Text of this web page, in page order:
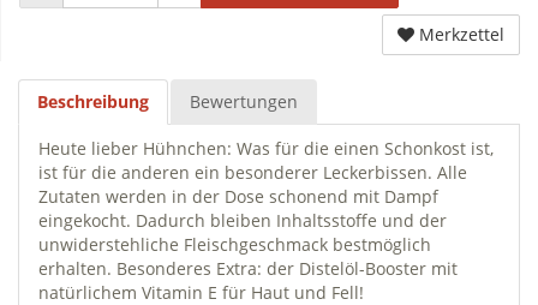
Merkzettel
Beschreibung Bewertungen
Heute lieber Hühnchen: Was für die einen Schonkost ist,
ist für die anderen ein besonderer Leckerbissen. Alle
Zutaten werden in der Dose schonend mit Dampf
eingekocht. Dadurch bleiben Inhaltsstoffe und der
unwiderstehliche Fleischgeschmack bestmöglich
erhalten. Besonderes Extra: der Distelöl-Booster mit
natürlichem Vitamin E für Haut und Fell!